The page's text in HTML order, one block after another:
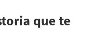
que te